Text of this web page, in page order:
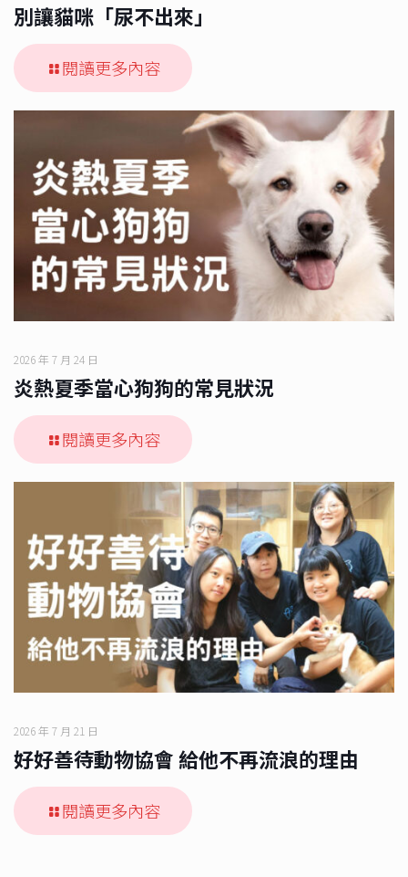
別讓貓咪「尿不出來」
閱讀更多內容
2026 年 7 月 24 日
炎熱夏季當心狗狗的常見狀況
閱讀更多內容
2026 年 7 月 21 日
好好善待動物協會 給他不再流浪的理由
閱讀更多內容